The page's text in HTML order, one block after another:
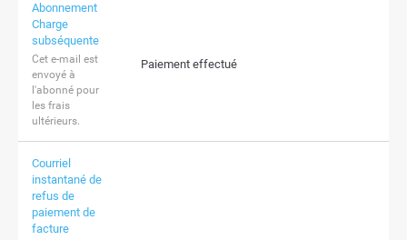
Abonnement
Charge
subséquente
Cet e-mail est
envoyé à
l'abonné pour
les frais
ultérieurs.
Paiement effectué
Courriel
instantané de
refus de
paiement de
facture